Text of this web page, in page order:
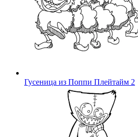
Гусеница из Поппи Плейтайм 2